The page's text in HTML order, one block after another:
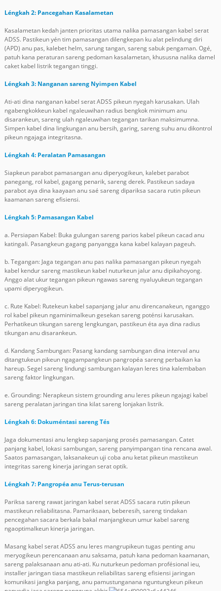
Léngkah 2: Pancegahan Kasalametan
Kasalametan kedah janten prioritas utama nalika pamasangan kabel serat
ADSS. Pastikeun yén tim pamasangan dilengkepan ku alat pelindung diri
(APD) anu pas, kalebet helm, sarung tangan, sareng sabuk pengaman. Ogé,
patuh kana peraturan sareng pedoman kasalametan, khususna nalika damel
caket kabel listrik tegangan tinggi.
Léngkah 3: Nanganan sareng Nyimpen Kabel
Ati-ati dina nanganan kabel serat ADSS pikeun nyegah karusakan. Ulah
ngabengkokkeun kabel ngaleuwihan radius bengkok minimum anu
disarankeun, sareng ulah ngaleuwihan tegangan tarikan maksimumna.
Simpen kabel dina lingkungan anu bersih, garing, sareng suhu anu dikontrol
pikeun ngajaga integritasna.
Léngkah 4: Peralatan Pamasangan
Siapkeun parabot pamasangan anu diperyogikeun, kalebet parabot
panegang, rol kabel, gagang penarik, sareng derek. Pastikeun sadaya
parabot aya dina kaayaan anu saé sareng dipariksa sacara rutin pikeun
kaamanan sareng efisiensi.
Léngkah 5: Pamasangan Kabel
a. Persiapan Kabel: Buka gulungan sareng parios kabel pikeun cacad anu
katingali. Pasangkeun gagang panyangga kana kabel kalayan pageuh.
b. Tegangan: Jaga tegangan anu pas nalika pamasangan pikeun nyegah
kabel kendur sareng mastikeun kabel nuturkeun jalur anu dipikahoyong.
Anggo alat ukur tegangan pikeun ngawas sareng nyaluyukeun tegangan
upami diperyogikeun.
c. Rute Kabel: Rutekeun kabel sapanjang jalur anu direncanakeun, nganggo
rol kabel pikeun ngaminimalkeun gesekan sareng poténsi karusakan.
Perhatikeun tikungan sareng lengkungan, pastikeun éta aya dina radius
tikungan anu disarankeun.
d. Kandang Sambungan: Pasang kandang sambungan dina interval anu
ditangtukeun pikeun ngagampangkeun pangropéa sareng perbaikan ka
hareup. Segel sareng lindungi sambungan kalayan leres tina kalembaban
sareng faktor lingkungan.
e. Grounding: Nerapkeun sistem grounding anu leres pikeun ngajagi kabel
sareng peralatan jaringan tina kilat sareng lonjakan listrik.
Léngkah 6: Dokuméntasi sareng Tés
Jaga dokumentasi anu lengkep sapanjang prosés pamasangan. Catet
panjang kabel, lokasi sambungan, sareng panyimpangan tina rencana awal.
Saatos pamasangan, laksanakeun uji coba anu ketat pikeun mastikeun
integritas sareng kinerja jaringan serat optik.
Léngkah 7: Pangropéa anu Terus-terusan
Pariksa sareng rawat jaringan kabel serat ADSS sacara rutin pikeun
mastikeun reliabilitasna. Pamariksaan, beberesih, sareng tindakan
pencegahan sacara berkala bakal manjangkeun umur kabel sareng
ngaoptimalkeun kinerja jaringan.
Masang kabel serat ADSS anu leres mangrupikeun tugas penting anu
meryogikeun perencanaan anu saksama, patuh kana pedoman kaamanan,
sareng palaksanaan anu ati-ati. Ku nuturkeun pedoman profésional ieu,
installer jaringan tiasa mastikeun reliabilitas sareng efisiensi jaringan
komunikasi jangka panjang, anu pamustunganana nguntungkeun pikeun